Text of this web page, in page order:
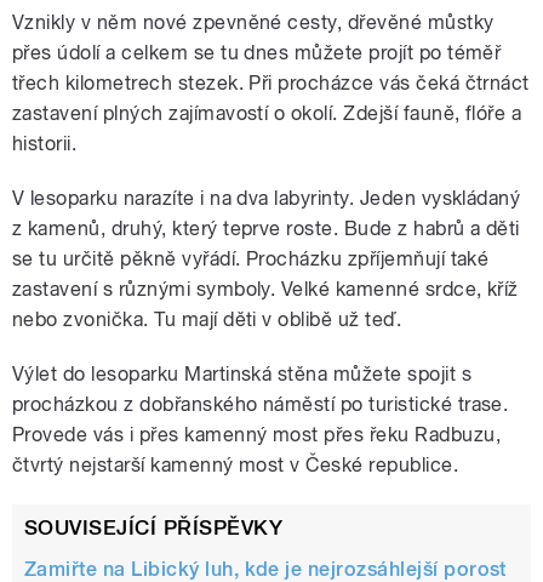
Vznikly v něm nové zpevněné cesty, dřevěné můstky
přes údolí a celkem se tu dnes můžete projít po téměř
třech kilometrech stezek. Při procházce vás čeká čtrnáct
zastavení plných zajímavostí o okolí. Zdejší fauně, flóře a
historii.
V lesoparku narazíte i na dva labyrinty. Jeden vyskládaný
z kamenů, druhý, který teprve roste. Bude z habrů a děti
se tu určitě pěkně vyřádí. Procházku zpříjemňují také
zastavení s různými symboly. Velké kamenné srdce, kříž
nebo zvonička. Tu mají děti v oblibě už teď.
Výlet do lesoparku Martinská stěna můžete spojit s
procházkou z dobřanského náměstí po turistické trase.
Provede vás i přes kamenný most přes řeku Radbuzu,
čtvrtý nejstarší kamenný most v České republice.
SOUVISEJÍCÍ PŘÍSPĚVKY
Zamiřte na Libický luh, kde je nejrozsáhlejší porost